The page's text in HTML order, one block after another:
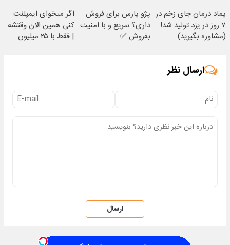
پماد درمان جای زخم در
۷ روز در یزد تولید شد!
(مشاوره بگیرید)
پژو پارس برای فروش
داری؟ سریع و با امنیت
بفروش ✅
اگر میخوای ایمپلنت
کنی همین الان وقتشه
| فقط با ۲۵ میلیون
ارسال نظر
ارسال